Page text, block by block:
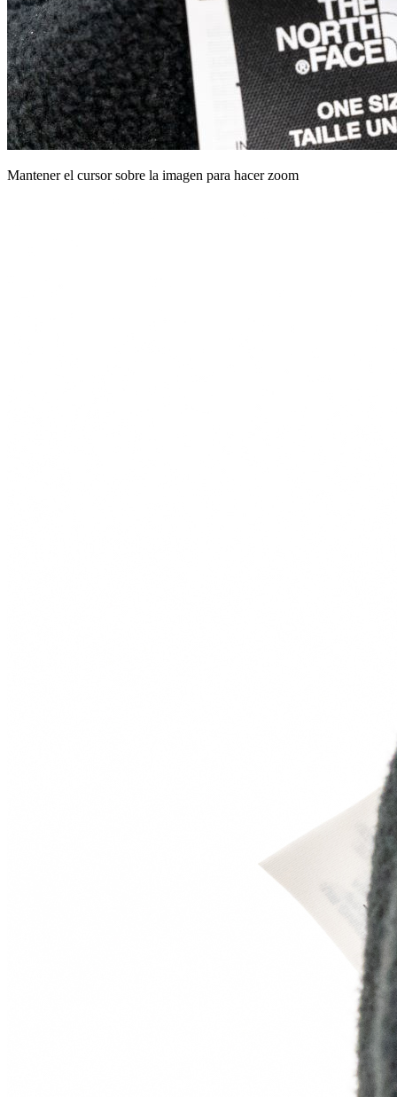
Mantener el cursor sobre la imagen para hacer zoom